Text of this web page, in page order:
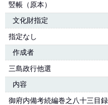
竪帳（原本）
文化財指定
指定なし
作成者
三島政行他選
内容
御府内備考続編巻之八十三